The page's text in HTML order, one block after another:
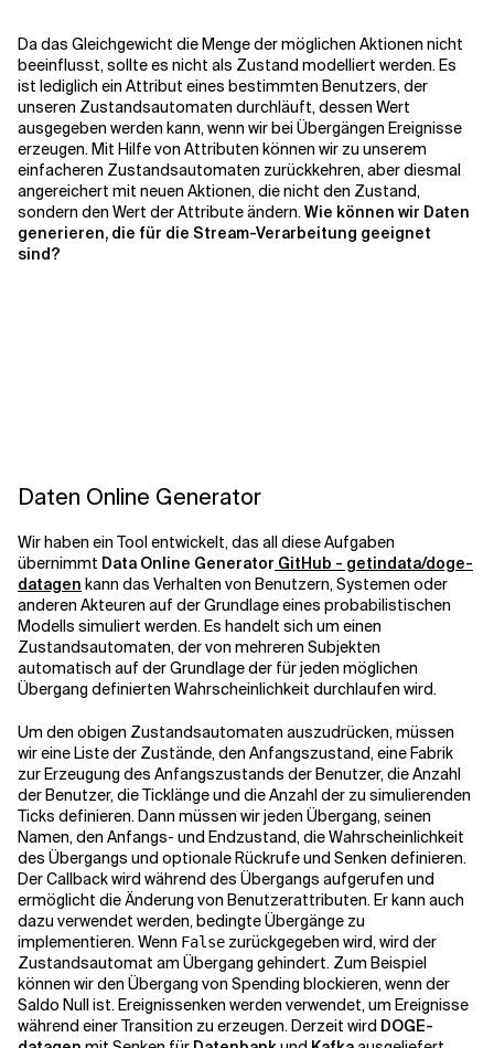
Da das Gleichgewicht die Menge der möglichen Aktionen nicht
beeinflusst, sollte es nicht als Zustand modelliert werden. Es
ist lediglich ein Attribut eines bestimmten Benutzers, der
unseren Zustandsautomaten durchläuft, dessen Wert
ausgegeben werden kann, wenn wir bei Übergängen Ereignisse
erzeugen. Mit Hilfe von Attributen können wir zu unserem
einfacheren Zustandsautomaten zurückkehren, aber diesmal
angereichert mit neuen Aktionen, die nicht den Zustand,
sondern den Wert der Attribute ändern.Wie können wir Daten
generieren, die für die Stream-Verarbeitung geeignet
sind?
Daten Online Generator
Wir haben ein Tool entwickelt, das all diese Aufgaben
übernimmt Data Online Generator GitHub - getindata/doge-
datagen kann das Verhalten von Benutzern, Systemen oder
anderen Akteuren auf der Grundlage eines probabilistischen
Modells simuliert werden. Es handelt sich um einen
Zustandsautomaten, der von mehreren Subjekten
automatisch auf der Grundlage der für jeden möglichen
Übergang definierten Wahrscheinlichkeit durchlaufen wird.
Um den obigen Zustandsautomaten auszudrücken, müssen
wir eine Liste der Zustände, den Anfangszustand, eine Fabrik
zur Erzeugung des Anfangszustands der Benutzer, die Anzahl
der Benutzer, die Ticklänge und die Anzahl der zu simulierenden
Ticks definieren. Dann müssen wir jeden Übergang, seinen
Namen, den Anfangs- und Endzustand, die Wahrscheinlichkeit
des Übergangs und optionale Rückrufe und Senken definieren.
Der Callback wird während des Übergangs aufgerufen und
ermöglicht die Änderung von Benutzerattributen. Er kann auch
dazu verwendet werden, bedingte Übergänge zu
implementieren. Wenn False zurückgegeben wird, wird der
Zustandsautomat am Übergang gehindert. Zum Beispiel
können wir den Übergang von Spending blockieren, wenn der
Saldo Null ist. Ereignissenken werden verwendet, um Ereignisse
während einer Transition zu erzeugen. Derzeit wird DOGE-